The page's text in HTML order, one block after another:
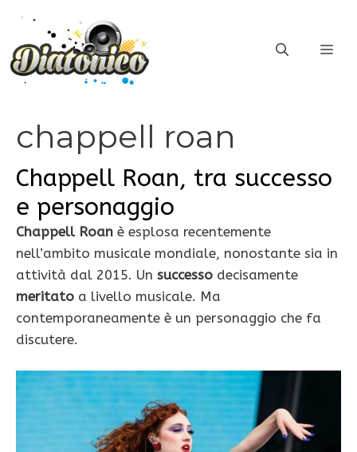
contenuto
chappell roan
Chappell Roan, tra successo
e personaggio
Chappell Roan è esplosa recentemente
nell’ambito musicale mondiale, nonostante sia in
attività dal 2015. Un successo decisamente
meritato a livello musicale. Ma
contemporaneamente è un personaggio che fa
discutere.